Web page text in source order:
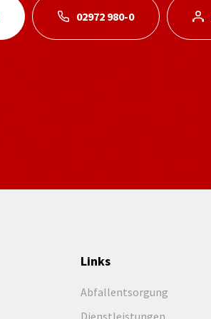
02972 980-0
Links
Abfallentsorgung
Dienstleistungen